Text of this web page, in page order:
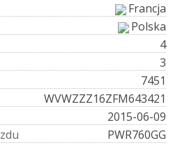
Francja
Polska
4
3
7451
WVWZZZ16ZFM643421
2015-06-09
zdu PWR760GG